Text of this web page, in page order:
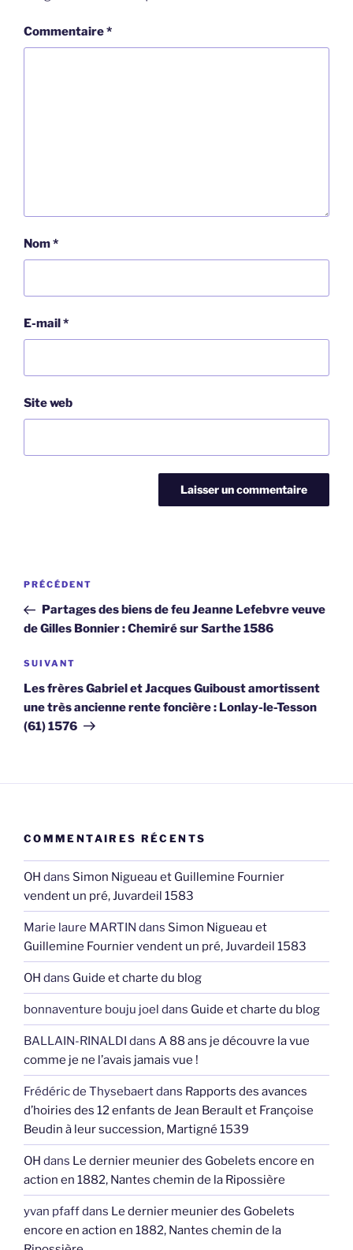
Commentaire*
Nom*
E-mail*
Site web
Navigation
l’article
Article
précédent
PRÉCÉDENT
Partages des biens de feu Jeanne Lefebvre veuve
de Gilles Bonnier : Chemiré sur Sarthe 1586
Article
suivant
SUIVANT
Les frères Gabriel et Jacques Guiboust amortissent
une très ancienne rente foncière : Lonlay-le-Tesson
(61) 1576
COMMENTAIRES RÉCENTS
OH dans Simon Nigueau et Guillemine Fournier
vendent un pré, Juvardeil 1583
Marie laure MARTIN dans Simon Nigueau et
Guillemine Fournier vendent un pré, Juvardeil 1583
OH dans Guide et charte du blog
bonnaventure bouju joel dans Guide et charte du blog
BALLAIN-RINALDI dans A 88 ans je découvre la vue
comme je ne l’avais jamais vue !
Frédéric de Thysebaertdans Rapports des avances
d’hoiries des 12 enfants de Jean Berault et Françoise
Beudin à leur succession, Martigné 1539
OH dans Le dernier meunier des Gobelets encore en
action en 1882, Nantes chemin de la Ripossière
yvan pfaffdans Le dernier meunier des Gobelets
encore en action en 1882, Nantes chemin de la